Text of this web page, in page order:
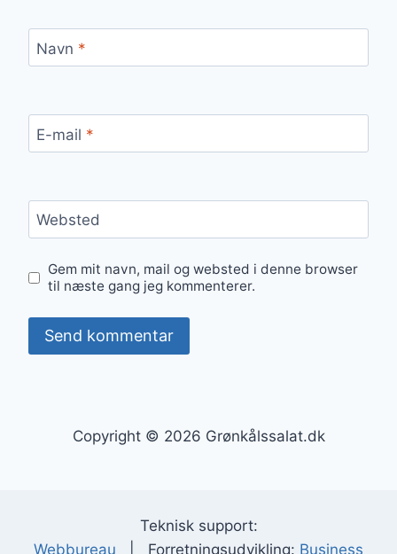
Navn *
E-mail *
Websted
Gem mit navn, mail og websted i denne browser
til næste gang jeg kommenterer.
Copyright © 2026 Grønkålssalat.dk
Teknisk support:
Webbureau | Forretningsudvikling: Business